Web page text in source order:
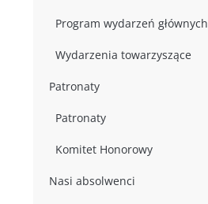
Program wydarzeń głównych
Wydarzenia towarzyszące
Patronaty
Patronaty
Komitet Honorowy
Nasi absolwenci